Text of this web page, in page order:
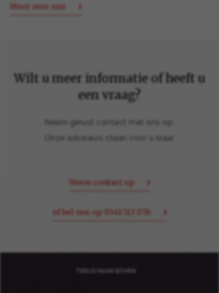
Meer over ons
Wilt u meer informatie of heeft u
een vraag?
Neem gerust contact met ons op.
Onze adviseurs staan voor u klaar.
Neem contact op
of bel ons op 0541 513 076
TERUG NAAR BOVEN